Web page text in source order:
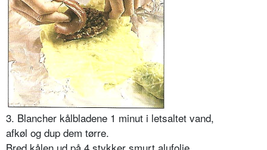
3. Blancher kålbladene 1 minut i letsaltet vand,
afkøl og dup dem tørre.